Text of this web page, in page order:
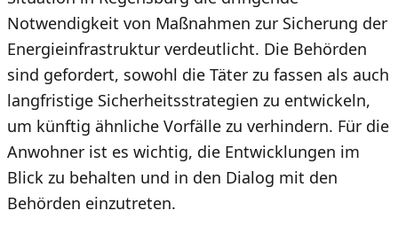
Notwendigkeit von Maßnahmen zur Sicherung der
Energieinfrastruktur verdeutlicht. Die Behörden
sind gefordert, sowohl die Täter zu fassen als auch
langfristige Sicherheitsstrategien zu entwickeln,
um künftig ähnliche Vorfälle zu verhindern. Für die
Anwohner ist es wichtig, die Entwicklungen im
Blick zu behalten und in den Dialog mit den
Behörden einzutreten.